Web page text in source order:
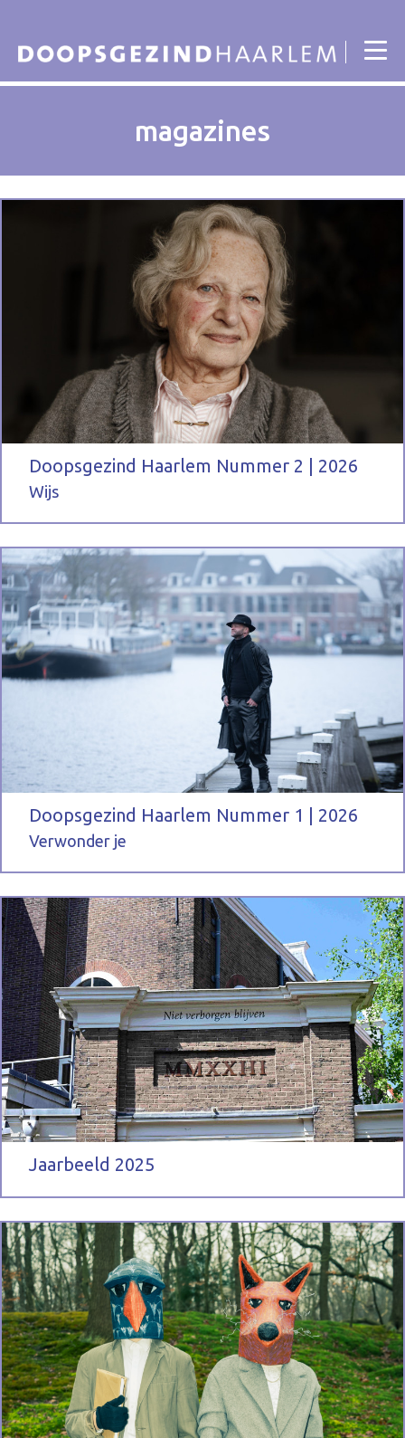
magazines
Doopsgezind Haarlem Nummer 2 | 2026
Wijs
Doopsgezind Haarlem Nummer 1 | 2026
Verwonder je
Jaarbeeld 2025